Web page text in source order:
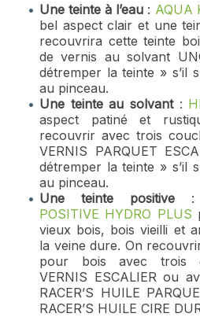
Une teinte à l’eau : AQUA
bel aspect clair et une
recouvrira cette teinte
de vernis au solvant
détremper la teinte » s’il
au pinceau.
Une teinte au solvant:
aspect patiné et
recouvrir avec trois
VERNIS PARQUET
détremper la teinte » s’il
au pinceau.
Une teinte positive
POSITIVE HYDRO PLUS
vieux bois, bois vieilli et
la veine dure. On
pour bois avec trois
VERNIS ESCALIER ou
RACER’S HUILE
RACER’S HUILE CIRE